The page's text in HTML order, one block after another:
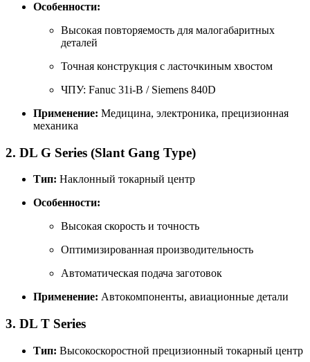
Особенности:
Высокая повторяемость для малогабаритных
деталей
Точная конструкция с ласточкиным хвостом
ЧПУ: Fanuc 31i-B / Siemens 840D
Применение: Медицина, электроника, прецизионная
механика
2. DL G Series (Slant Gang Type)
Тип: Наклонный токарный центр
Особенности:
Высокая скорость и точность
Оптимизированная производительность
Автоматическая подача заготовок
Применение: Автокомпоненты, авиационные детали
3. DL T Series
Тип: Высокоскоростной прецизионный токарный центр